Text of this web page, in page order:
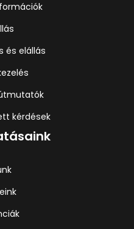
és elállás
kérdések